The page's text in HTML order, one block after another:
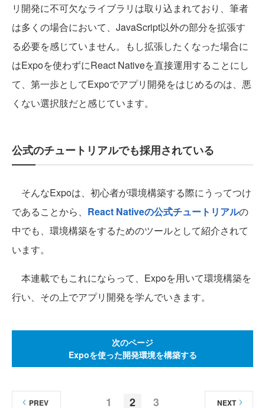
リ開発に不可欠なライブラリは取り込まれており、筆者
は多くの場合において、JavaScript以外の部分を拡張す
る必要を感じていません。もし拡張したくなった場合に
はExpoを使わずにReact Nativeを直接運用することにし
て、第一歩としてExpoでアプリ開発をはじめるのは、悪
くない選択肢だと感じています。
公式のチュートリアルでも採用されている
そんなExpoは、初心者が環境構築する際にうってつけ
であることから、 React Nativeの公式チュートリアルの
中でも、環境構築をするためのツールとして紹介されて
います。
本連載でもこれにならって、Expoを用いて環境構築を
行い、その上でアプリ開発を学んでいきます。
次のページ
Expoを使った開発環境を構築する
1 2 3
PREV NEXT